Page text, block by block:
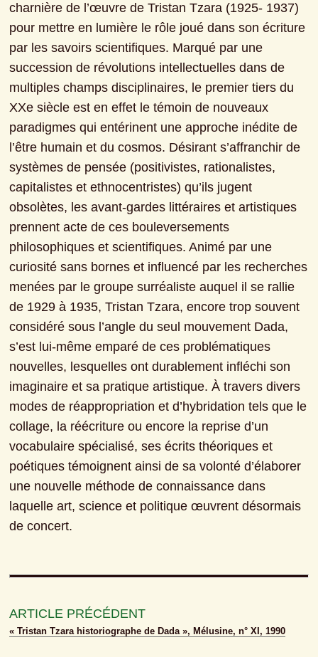
charnière de l’œuvre de Tristan Tzara (1925- 1937)
pour mettre en lumière le rôle joué dans son écriture
par les savoirs scientifiques. Marqué par une
succession de révolutions intellectuelles dans de
multiples champs disciplinaires, le premier tiers du
XXe siècle est en effet le témoin de nouveaux
paradigmes qui entérinent une approche inédite de
l’être humain et du cosmos. Désirant s’affranchir de
systèmes de pensée (positivistes, rationalistes,
capitalistes et ethnocentristes) qu’ils jugent
obsolètes, les avant-gardes littéraires et artistiques
prennent acte de ces bouleversements
philosophiques et scientifiques. Animé par une
curiosité sans bornes et influencé par les recherches
menées par le groupe surréaliste auquel il se rallie
de 1929 à 1935, Tristan Tzara, encore trop souvent
considéré sous l’angle du seul mouvement Dada,
s’est lui-même emparé de ces problématiques
nouvelles, lesquelles ont durablement infléchi son
imaginaire et sa pratique artistique. À travers divers
modes de réappropriation et d’hybridation tels que le
collage, la réécriture ou encore la reprise d’un
vocabulaire spécialisé, ses écrits théoriques et
poétiques témoignent ainsi de sa volonté d’élaborer
une nouvelle méthode de connaissance dans
laquelle art, science et politique œuvrent désormais
de concert.
ARTICLE PRÉCÉDENT
« Tristan Tzara historiographe de Dada », Mélusine, n° XI, 1990